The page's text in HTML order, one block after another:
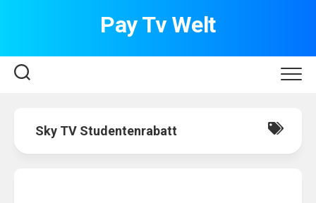
Pay Tv Welt
Sky TV Studentenrabatt